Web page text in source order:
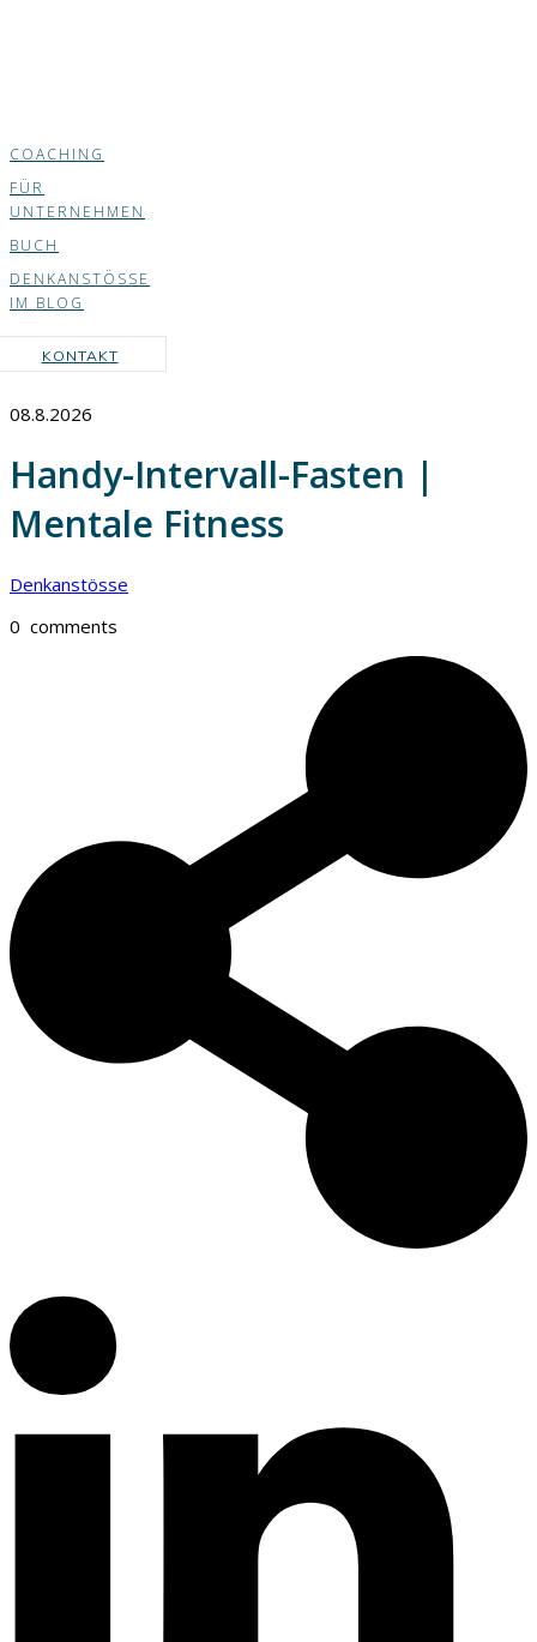
COACHING
FÜR
UNTERNEHMEN
BUCH
DENKANSTÖSSE
IM BLOG
KONTAKT
08.8.2026
Handy-Intervall-Fasten |
Mentale Fitness
Denkanstösse
0 comments